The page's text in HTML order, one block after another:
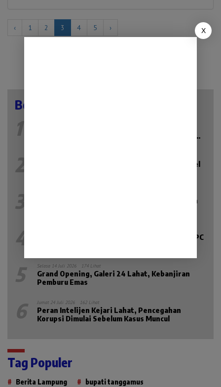
‹ 1 2 3 4 5 ›
Berita Populer
1
2
Serap Aspirasi di Lahat, Anggota DPRD Sumsel
3
Baru Hadir di Lahat, Galeri 24 Jadi Solusi Aman
4
Widia Ningsih resmi dilantik sebagai Ketua DPC
5 Selasa 14 Juli 2026 174 Lihat
Grand Opening, Galeri 24 Lahat, Kebanjiran
Pemburu Emas
6 Jumat 24 Juli 2026 162 Lihat
Peran Intelijen Kejari Lahat, Pencegahan
Korupsi Dimulai Sebelum Kasus Muncul
Tag Populer
Berita Lampung bupati tanggamus
X